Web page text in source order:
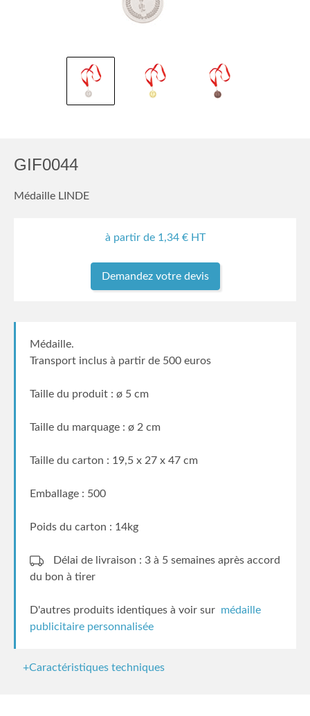
GIF0044
Médaille LINDE
à partir de 1,34€ HT
Demandez votre devis
Médaille.
Transport inclus à partir de 500 euros
Taille du produit : ø 5 cm
Taille du marquage : ø 2 cm
Taille du carton : 19,5 x 27 x 47 cm
Emballage : 500
Poids du carton : 14kg
Délai de livraison : 3 à 5 semaines après accord
du bon à tirer
D'autres produits identiques à voir sur médaille
publicitaire personnalisée
+Caractéristiques techniques